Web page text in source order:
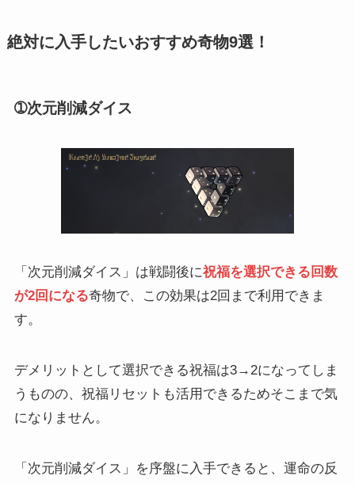
絶対に入手したいおすすめ奇物9選！
➀次元削減ダイス
「次元削減ダイス」は戦闘後に祝福を選択できる回数
が2回になる奇物で、この効果は2回まで利用できま
す。
デメリットとして選択できる祝福は3→2になってしま
うものの、祝福リセットも活用できるためそこまで気
になりません。
「次元削減ダイス」を序盤に入手できると、運命の反